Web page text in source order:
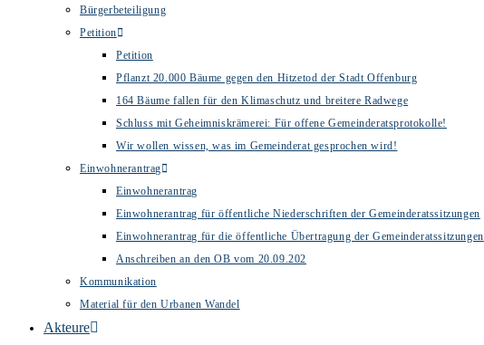
Bürgerbeteiligung
Petition
Petition
Pflanzt 20.000 Bäume gegen den Hitzetod der Stadt Offenburg
164 Bäume fallen für den Klimaschutz und breitere Radwege
Schluss mit Geheimniskrämerei: Für offene Gemeinderatsprotokolle!
Wir wollen wissen, was im Gemeinderat gesprochen wird!
Einwohnerantrag
Einwohnerantrag
Einwohnerantrag für öffentliche Niederschriften der Gemeinderatssitzungen
Einwohnerantrag für die öffentliche Übertragung der Gemeinderatssitzungen
Anschreiben an den OB vom 20.09.202
Kommunikation
Material für den Urbanen Wandel
Akteure